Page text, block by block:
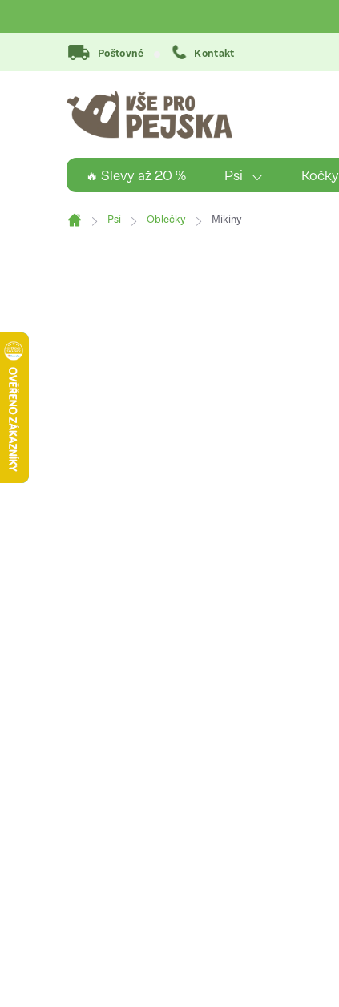
na
Poštovné Kontakt
🔥 Slevy až 20 % Psi Kočky
Domů
Psi Oblečky Mikiny